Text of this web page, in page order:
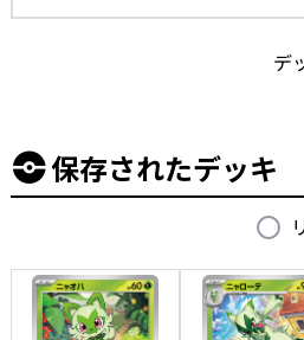
デ
保存されたデッキ